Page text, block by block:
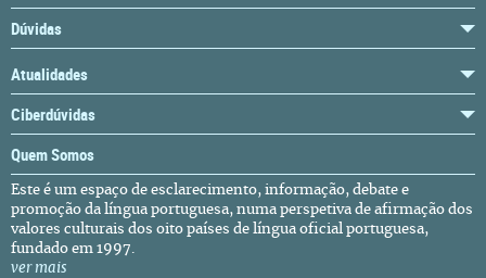
Dúvidas
Atualidades
Ciberdúvidas
Quem Somos
Este é um espaço de esclarecimento, informação, debate e
promoção da língua portuguesa, numa perspetiva de afirmação dos
valores culturais dos oito países de língua oficial portuguesa,
fundado em 1997.
ver mais